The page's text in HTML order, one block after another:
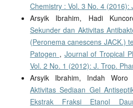
Chemistry : Vol. 3 No. 4 (2016):
Arsyik Ibrahim, Hadi
Sekunder dan Aktivitas
(Peronema canescens JACK.)
Patogen , Journal of Tropical
Vol. 2 No. 1 (2012): J. Trop.
Arsyik Ibrahim, Indah Woro
Aktivitas Sediaan Gel
Ekstrak Fraksi Etanol